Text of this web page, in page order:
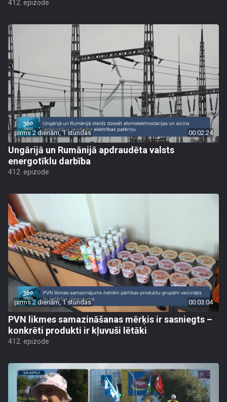
412. epizode
pirms 2 dienām, 1 stundas 00:02:24
Ungārijā un Rumānijā apdraudēta valsts
energotīklu darbība
412. epizode
pirms 2 dienām, 1 stundas 00:03:04
PVN likmes samazināšanas mērķis ir sasniegts –
konkrēti produkti ir kļuvuši lētāki
412. epizode